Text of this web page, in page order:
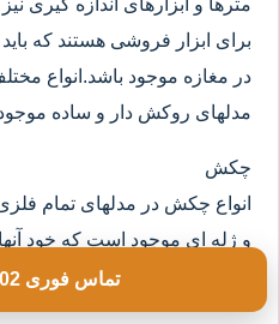
مترها و ابزارهای اندازه گیری
برای ابزار فروشی هستند که
مدلهای روکش دار و ساده
چکش
انواع چکش در مدلهای تمام
و ژله ای موجود است که خود
تماس فوری 09199962202